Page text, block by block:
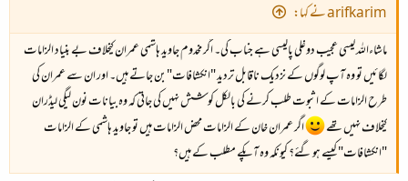
arifkarim نے کہا:
ماشاءاللہ کیسی عجیب دوغلی پالیسی ہے جناب کی۔ اگر مخدوم جاوید ہاشمی عمران کیخلاف بے بنیاد الزامات
لگائیں تو وہ آپ لوگوں کے نزدیک ناقابل تردید "انکشافات" بن جاتے ہیں۔ اور ان سے عمران کی
طرح الزامات کے اثبوت طلب کرنے کی بالکل کوشش نہیں کی جاتی کہ وہ بیانات نون لیگی لیڈران
کیخلاف نہیں تھے
اگر عمران خان کے الزامات محض الزامات ہیں تو جاوید ہاشمی کے الزامات
"انکشافات" کیسے ہو گئے؟ کیونکہ وہ آپکے مطلب کے ہیں؟